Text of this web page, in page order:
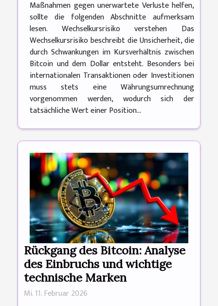
Maßnahmen gegen unerwartete Verluste helfen,
sollte die folgenden Abschnitte aufmerksam
lesen. Wechselkursrisiko verstehen Das
Wechselkursrisiko beschreibt die Unsicherheit, die
durch Schwankungen im Kursverhältnis zwischen
Bitcoin und dem Dollar entsteht. Besonders bei
internationalen Transaktionen oder Investitionen
muss stets eine Währungsumrechnung
vorgenommen werden, wodurch sich der
tatsächliche Wert einer Position...
Rückgang des Bitcoin: Analyse
des Einbruchs und wichtige
technische Marken
Mi. 11. Februar 2026